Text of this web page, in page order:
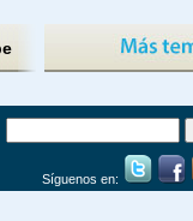
Síguenos en: